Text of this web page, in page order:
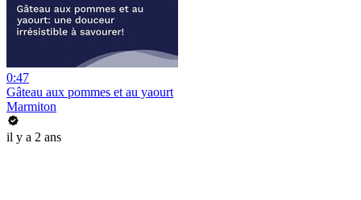
0:47
Gâteau aux pommes et au yaourt
Marmiton
il y a 2 ans